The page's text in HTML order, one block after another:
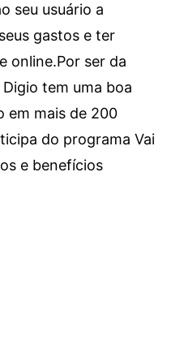
seu usuário a
gastos e ter
online.Por ser da
tem uma boa
em mais de 200
do programa Vai
e benefícios